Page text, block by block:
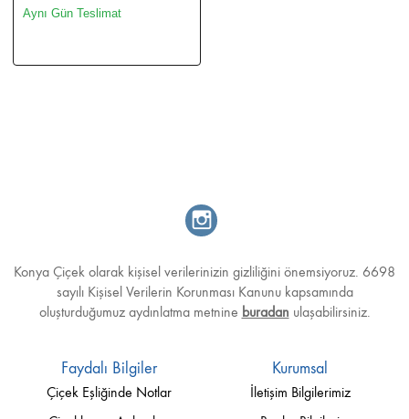
Aynı Gün Teslimat
Konya Çiçek olarak kişisel verilerinizin gizliliğini önemsiyoruz. 6698
sayılı Kişisel Verilerin Korunması Kanunu kapsamında
oluşturduğumuz aydınlatma metnine buradan ulaşabilirsiniz.
Faydalı Bilgiler
Çiçek Eşliğinde Notlar
Kurumsal
İletişim Bilgilerimiz